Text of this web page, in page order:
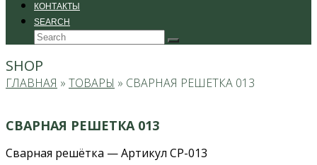
КОНТАКТЫ
SEARCH
Search
Submit
SHOP
ГЛАВНАЯ » ТОВАРЫ » СВАРНАЯ РЕШЕТКА 013
СВАРНАЯ РЕШЕТКА 013
Сварная решётка — Артикул СР-013